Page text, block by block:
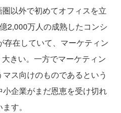
以外で初めてオフィスを立
2,000万人の成熟したコンシ
存在していて、マーケティン
きい。一方でマーケティン
ス向けのものであるという
企業がまだ恩恵を受け切れ
す。